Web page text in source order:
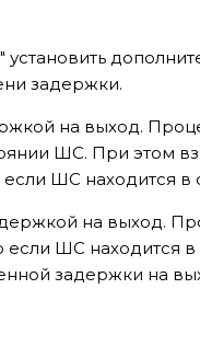
задержки.
на выход.
ШС. При этом
ШС находится в
на выход.
ШС находится
задержки на